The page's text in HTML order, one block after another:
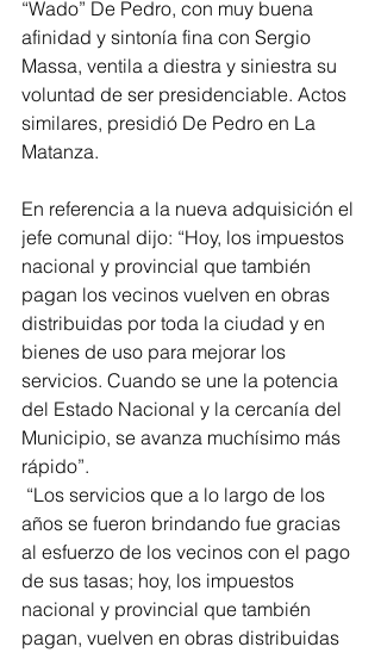
“Wado” De Pedro, con muy buena
afinidad y sintonía fina con Sergio
Massa, ventila a diestra y siniestra su
voluntad de ser presidenciable. Actos
similares, presidió De Pedro en La
Matanza.
En referencia a la nueva adquisición el
jefe comunal dijo: “Hoy, los impuestos
nacional y provincial que también
pagan los vecinos vuelven en obras
distribuidas por toda la ciudad y en
bienes de uso para mejorar los
servicios. Cuando se une la potencia
del Estado Nacional y la cercanía del
Municipio, se avanza muchísimo más
rápido”.
años se fueron brindando fue gracias
al esfuerzo de los vecinos con el pago
de sus tasas; hoy, los impuestos
nacional y provincial que también
pagan, vuelven en obras distribuidas